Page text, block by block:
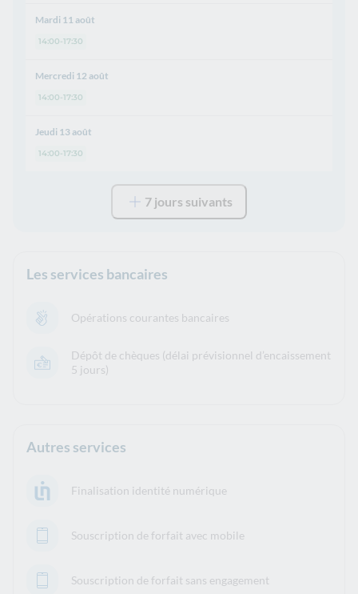
Mardi 11 août
14:00-17:30
Mercredi 12 août
14:00-17:30
Jeudi 13 août
14:00-17:30
7 jours suivants
Les services bancaires
Opérations courantes bancaires
Dépôt de chèques (délai prévisionnel d’encaissement
5 jours)
Autres services
Finalisation identité numérique
Souscription de forfait avec mobile
Souscription de forfait sans engagement